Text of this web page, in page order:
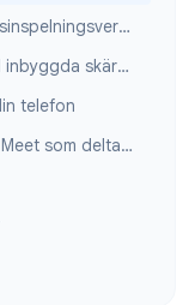
Metod 1: Använd ett dedikerat mötesinspelningsverktyg
Metod 2: Spela in Google Meet med inbyggda skärminspelare
telefon
Bästa praxis för att spela in Google Meet som deltagare